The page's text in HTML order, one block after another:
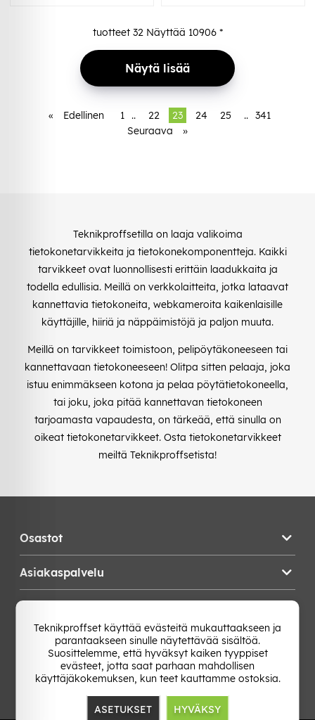
tuotteet 32Näyttää 10906*
Näytä lisää
« Edellinen 1 .. 22 23 24 25 .. 341
Seuraava
»
Teknikproffsetilla on laaja valikoima
tietokonetarvikkeita ja tietokonekomponentteja. Kaikki
tarvikkeet ovat luonnollisesti erittäin laadukkaita ja
todella edullisia. Meillä on verkkolaitteita, jotka lataavat
kannettavia tietokoneita, webkameroita kaikenlaisille
käyttäjille, hiiriä ja näppäimistöjä ja paljon muuta.
Meillä on tarvikkeet toimistoon, pelipöytäkoneeseen tai
kannettavaan tietokoneeseen! Olitpa sitten pelaaja, joka
istuu enimmäkseen kotona ja pelaa pöytätietokoneella,
tai joku, joka pitää kannettavan tietokoneen
tarjoamasta vapaudesta, on tärkeää, että sinulla on
oikeat tietokonetarvikkeet. Osta tietokonetarvikkeet
meiltä Teknikproffsetista!
Osastot
Asiakaspalvelu
Vaihda Maa
Teknikproffset käyttää evästeitä mukauttaakseen ja
parantaakseen sinulle näytettävää sisältöä.
Suosittelemme, että hyväksyt kaiken tyyppiset
evästeet, jotta saat parhaan mahdollisen
käyttäjäkokemuksen, kun teet kauttamme ostoksia.
ASETUKSET HYVÄKSY